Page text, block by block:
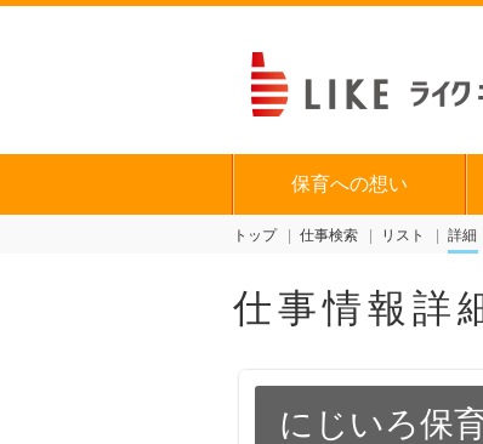
保育への想い
トップ 仕事検索 リスト 詳細
仕事情報詳
にじいろ保